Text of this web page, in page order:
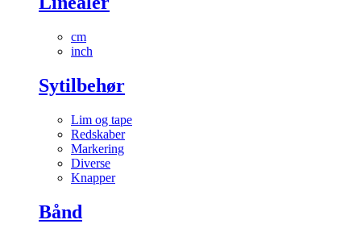
cm
inch
Sytilbehør
Lim og tape
Redskaber
Markering
Diverse
Knapper
Bånd